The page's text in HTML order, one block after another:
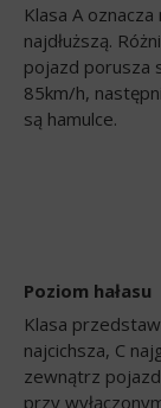
Klasa A
najdłuższą.
pojazd porusza
85km/h,
są hamulce.
Poziom hałasu
Klasa
najcichsza, C
zewnątrz
przy